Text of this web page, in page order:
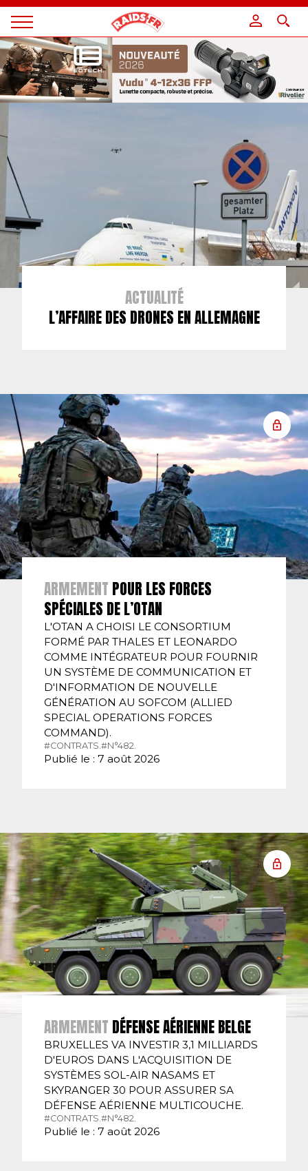
Magazine
Raids
ACTUALITÉ
L’AFFAIRE DES DRONES EN ALLEMAGNE
ARMEMENT POUR LES FORCES
SPÉCIALES DE L’OTAN
L'OTAN A CHOISI LE CONSORTIUM
FORMÉ PAR THALES ET LEONARDO
COMME INTÉGRATEUR POUR FOURNIR
UN SYSTÈME DE COMMUNICATION ET
D'INFORMATION DE NOUVELLE
GÉNÉRATION AU SOFCOM (ALLIED
SPECIAL OPERATIONS FORCES
COMMAND).
#CONTRATS. #N°482.
Publié le : 7 août 2026
ARMEMENT DÉFENSE AÉRIENNE BELGE
BRUXELLES VA INVESTIR 3,1 MILLIARDS
D'EUROS DANS L'ACQUISITION DE
SYSTÈMES SOL-AIR NASAMS ET
SKYRANGER 30 POUR ASSURER SA
DÉFENSE AÉRIENNE MULTICOUCHE.
#CONTRATS.#N°482.
Publié le : 7 août 2026
Panneau de gestion des cookies